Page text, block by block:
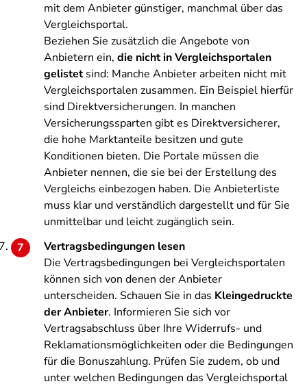
mit dem Anbieter günstiger, manchmal über das
Vergleichsportal.
Beziehen Sie zusätzlich die Angebote von
Anbietern ein, die nicht in Vergleichsportalen
gelistetsind: Manche Anbieter arbeiten nicht mit
Vergleichsportalen zusammen. Ein Beispiel hierfür
sind Direktversicherungen. In manchen
Versicherungssparten gibt es Direktversicherer,
die hohe Marktanteile besitzen und gute
Konditionen bieten. Die Portale müssen die
Anbieter nennen, die sie bei der Erstellung des
Vergleichs einbezogen haben. Die Anbieterliste
muss klar und verständlich dargestellt und für Sie
unmittelbar und leicht zugänglich sein.
Vertragsbedingungen lesen
Die Vertragsbedingungen bei Vergleichsportalen
können sich von denen der Anbieter
unterscheiden. Schauen Sie in das Kleingedruckte
der Anbieter. Informieren Sie sich vor
Vertragsabschluss über Ihre Widerrufs- und
Reklamationsmöglichkeiten oder die Bedingungen
für die Bonuszahlung. Prüfen Sie zudem, ob und
unter welchen Bedingungen das Vergleichsportal